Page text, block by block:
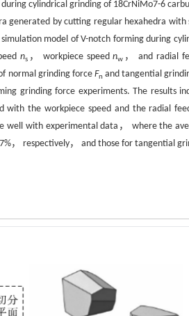
cylindrical grinding of 18CrNiMo7-6
generated by cutting regular hexahedra with
model of V-notch forming during
ns ， workpiece speednw ， and radial
normal grinding force Fn and tangential
grinding force experiments. The results
with the workpiece speed and the radial
well with experimental data， where the
， respectively， and those for tangential